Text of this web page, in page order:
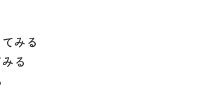
みる
る